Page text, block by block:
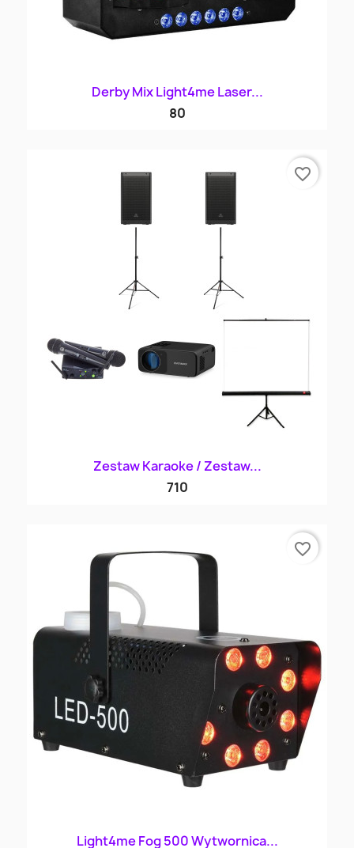
Derby Mix Light4me Laser...
80
Zestaw Karaoke / Zestaw...
710
favorite_border
Light4me Fog 500 Wytwornica...
favorite_border